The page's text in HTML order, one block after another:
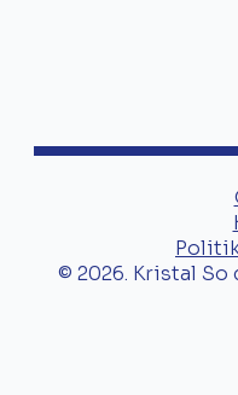
© 2026. Kristal So